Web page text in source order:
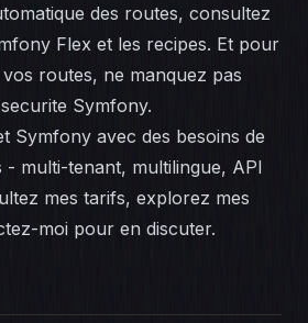
des routes, consultez
Flex et les recipes. Et pour
routes, ne manquez pas
securite Symfony.
Symfony avec des besoins de
- multi-tenant, multilingue, API
mes tarifs, explorez mes
moi pour en discuter.